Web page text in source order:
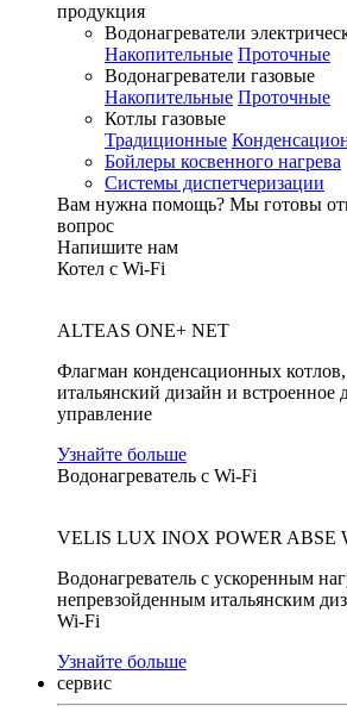
продукция
Водонагреватели
Накопительные Проточные
Водонагреватели газовые
Накопительные Проточные
Котлы газовые
Традиционные
Бойлеры косвенного нагрева
Системы диспетчеризации
Вам нужна помощь? Мы готовы
вопрос
Напишите нам
Котел с Wi-Fi
ALTEAS ONE+ NET
Флагман конденсационных
итальянский дизайн и встроенное
управление
Узнайте больше
Водонагреватель с Wi-Fi
VELIS LUX INOX POWER ABSE
Водонагреватель с ускоренным
непревзойденным итальянским
Wi-Fi
Узнайте больше
сервис